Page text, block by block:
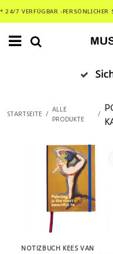
* 24/7 VERFÜGBAR -PERSÖNLICHER
STARTSEITE /
ALLE
PRODUKTE
/
NOTIZBUCH KEES VAN